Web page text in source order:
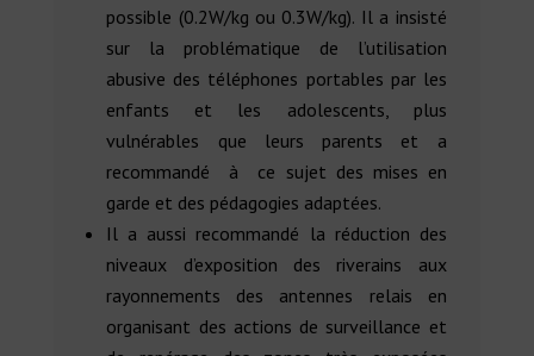
possible (0.2W/kg ou 0.3W/kg). Il a insisté
sur la problématique de l’utilisation
abusive des téléphones portables par les
enfants et les adolescents, plus
vulnérables que leurs parents et a
recommandé à ce sujet des mises en
garde et des pédagogies adaptées.
Il a aussi recommandé la réduction des
niveaux d’exposition des riverains aux
rayonnements des antennes relais en
organisant des actions de surveillance et